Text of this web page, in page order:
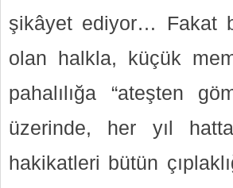
şikâyet ediyor… Fakat
olan halkla, küçük
pahalılığa “ateşten
üzerinde, her yıl
hakikatleri bütün